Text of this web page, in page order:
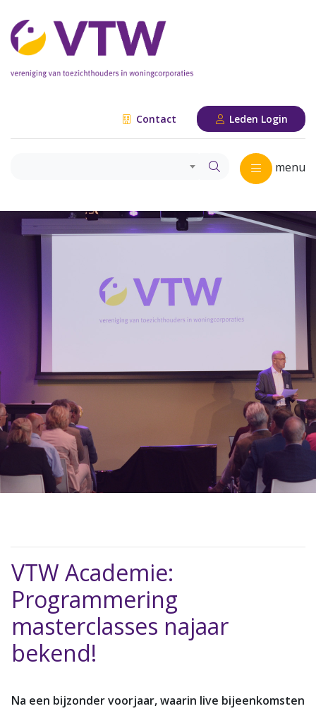
Contact Leden Login
menu
VTW Academie:
Programmering
masterclasses najaar
bekend!
Na een bijzonder voorjaar, waarin live bijeenkomsten